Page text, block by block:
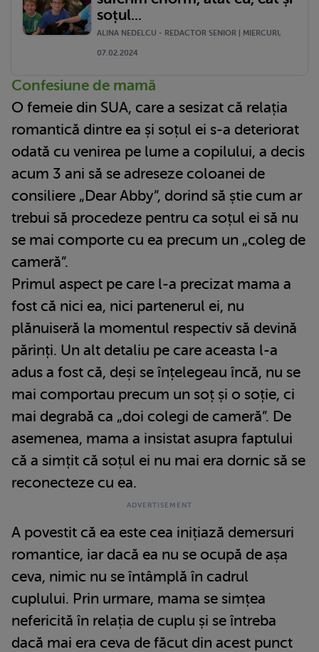
soțul...
ALINA NEDELCU - REDACTOR SENIOR | MIERCURI,
07.02.2024
Confesiune de mamă
O femeie din SUA, care a sesizat că relația
romantică dintre ea și soțul ei s-a deteriorat
odată cu venirea pe lume a copilului, a decis
acum 3 ani să se adreseze coloanei de
consiliere „Dear Abby”, dorind să știe cum ar
trebui să procedeze pentru ca soțul ei să nu
se mai comporte cu ea precum un „coleg de
cameră”.
Primul aspect pe care l-a precizat mama a
fost că nici ea, nici partenerul ei, nu
plănuiseră la momentul respectiv să devină
părinți. Un alt detaliu pe care aceasta l-a
adus a fost că, deși se înțelegeau încă, nu se
mai comportau precum un soț și o soție, ci
mai degrabă ca „doi colegi de cameră”. De
asemenea, mama a insistat asupra faptului
că a simțit că soțul ei nu mai era dornic să se
reconecteze cu ea.
A povestit că ea este cea inițiază demersuri
romantice, iar dacă ea nu se ocupă de așa
ceva, nimic nu se întâmplă în cadrul
cuplului. Prin urmare, mama se simțea
nefericită în relația de cuplu și se întreba
dacă mai era ceva de făcut din acest punct